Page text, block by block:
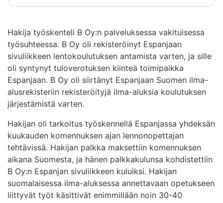
Hakija työskenteli B Oy:n palveluksessa vakituisessa
työsuhteessa. B Oy oli rekisteröinyt Espanjaan
sivuliikkeen lentokoulutuksen antamista varten, ja sille
oli syntynyt tuloverotuksen kiinteä toimipaikka
Espanjaan. B Oy oli siirtänyt Espanjaan Suomen ilma-
alusrekisteriin rekisteröityjä ilma-aluksia koulutuksen
järjestämistä varten.
Hakijan oli tarkoitus työskennellä Espanjassa yhdeksän
kuukauden komennuksen ajan lennonopettajan
tehtävissä. Hakijan palkka maksettiin komennuksen
aikana Suomesta, ja hänen palkkakulunsa kohdistettiin
B Oy:n Espanjan sivuliikkeen kuluiksi. Hakijan
suomalaisessa ilma-aluksessa annettavaan opetukseen
liittyvät työt käsittivät enimmillään noin 30-40